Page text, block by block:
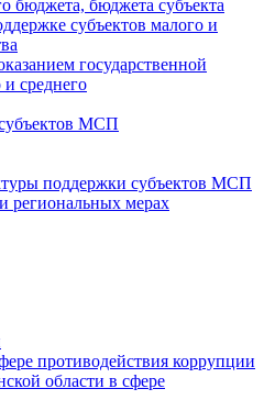
бюджета, бюджета субъекта
субъектов малого и
государственной
среднего
МСП
поддержки субъектов МСП
региональных мерах
противодействия коррупции
области в сфере